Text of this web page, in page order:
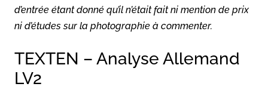
d’entrée étant donné qu’il n’était fait ni mention de prix
ni d’études sur la photographie à commenter.
TEXTEN – Analyse Allemand
LV2